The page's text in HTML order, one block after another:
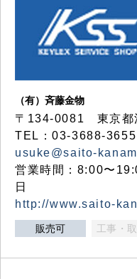
（有）斉藤金物
〒134-0081 東京都
TEL：03-3688-
usuke@saito-
営業時間：8:00〜
日
http://www.saito-
販売可 工事・